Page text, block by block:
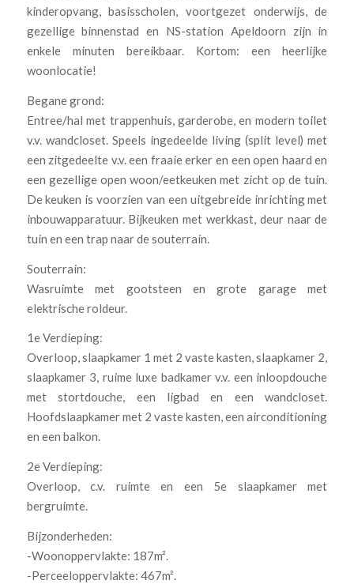
kinderopvang, basisscholen, voortgezet onderwijs, de
gezellige binnenstad en NS-station Apeldoorn zijn in
enkele minuten bereikbaar. Kortom: een heerlijke
woonlocatie!
Begane grond:
Entree/hal met trappenhuis, garderobe, en modern toilet
v.v. wandcloset. Speels ingedeelde living (split level) met
een zitgedeelte v.v. een fraaie erker en een open haard en
een gezellige open woon/eetkeuken met zicht op de tuin.
De keuken is voorzien van een uitgebreide inrichting met
inbouwapparatuur. Bijkeuken met werkkast, deur naar de
tuin en een trap naar de souterrain.
Souterrain:
Wasruimte met gootsteen en grote garage met
elektrische roldeur.
1e Verdieping:
Overloop, slaapkamer 1 met 2 vaste kasten, slaapkamer 2,
slaapkamer 3, ruime luxe badkamer v.v. een inloopdouche
met stortdouche, een ligbad en een wandcloset.
Hoofdslaapkamer met 2 vaste kasten, een airconditioning
en een balkon.
2e Verdieping:
Overloop, c.v. ruimte en een 5e slaapkamer met
bergruimte.
Bijzonderheden:
-Woonoppervlakte: 187m².
-Perceeloppervlakte: 467m².